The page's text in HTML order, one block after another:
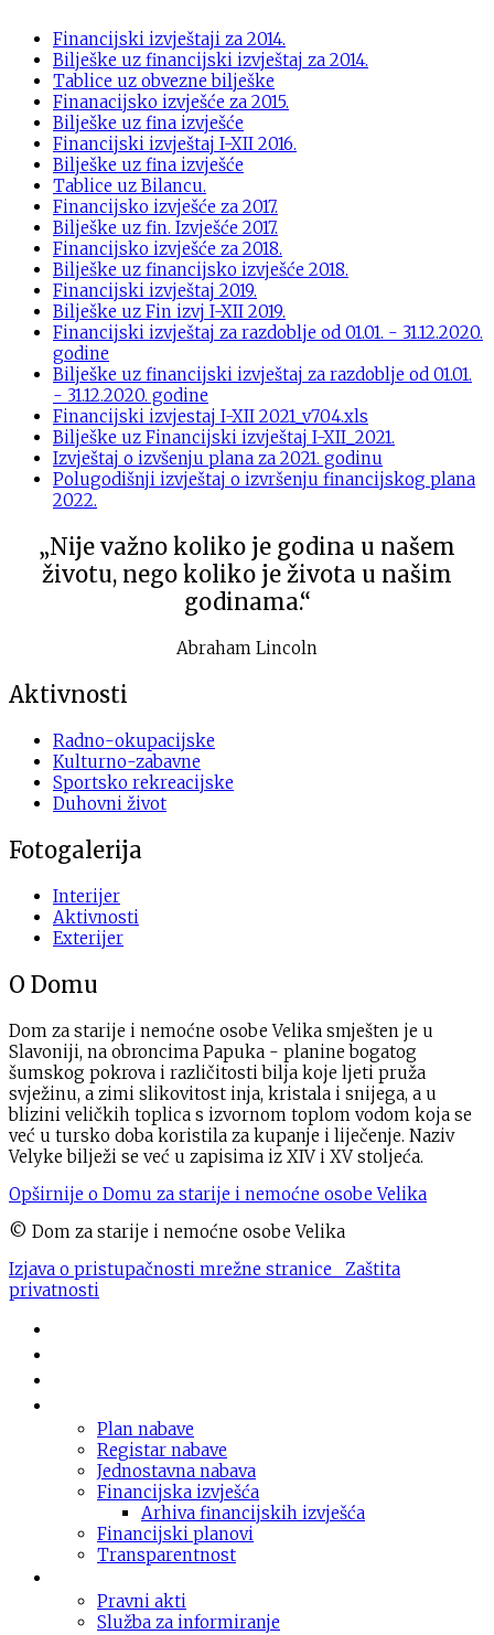
Financijski izvještaji za 2014.
Bilješke uz financijski izvještaj za 2014.
Tablice uz obvezne bilješke
Finanacijsko izvješće za 2015.
Bilješke uz fina izvješće
Financijski izvještaj I-XII 2016.
Bilješke uz fina izvješće
Tablice uz Bilancu.
Financijsko izvješće za 2017.
Bilješke uz fin. Izvješće 2017.
Financijsko izvješće za 2018.
Bilješke uz financijsko izvješće 2018.
Financijski izvještaj 2019.
Bilješke uz Fin izvj I-XII 2019.
Financijski izvještaj za razdoblje od 01.01. - 31.12.2020.
godine
Bilješke uz financijski izvještaj za razdoblje od 01.01.
- 31.12.2020. godine
Financijski izvjestaj I-XII 2021_v704.xls
Bilješke uz Financijski izvještaj I-XII_2021.
Izvještaj o izvšenju plana za 2021. godinu
Polugodišnji izvještaj o izvršenju financijskog plana
2022.
„Nije važno koliko je godina u našem
životu, nego koliko je života u našim
godinama.“
Abraham Lincoln
Aktivnosti
Radno-okupacijske
Kulturno-zabavne
Sportsko rekreacijske
Duhovni život
Fotogalerija
Interijer
Aktivnosti
Exterijer
O Domu
Dom za starije i nemoćne osobe Velika smješten je u
Slavoniji, na obroncima Papuka - planine bogatog
šumskog pokrova i različitosti bilja koje ljeti pruža
svježinu, a zimi slikovitost inja, kristala i snijega, a u
blizini veličkih toplica s izvornom toplom vodom koja se
već u tursko doba koristila za kupanje i liječenje. Naziv
Velyke bilježi se već u zapisima iz XIV i XV stoljeća.
Opširnije o Domu za starije i nemoćne osobe Velika
© Dom za starije i nemoćne osobe Velika
Izjava o pristupačnosti mrežne stranice Zaštita
privatnosti
Plan nabave
Registar nabave
Jednostavna nabava
Financijska izvješća
Arhiva financijskih izvješća
Financijski planovi
Transparentnost
Pravni akti
Služba za informiranje